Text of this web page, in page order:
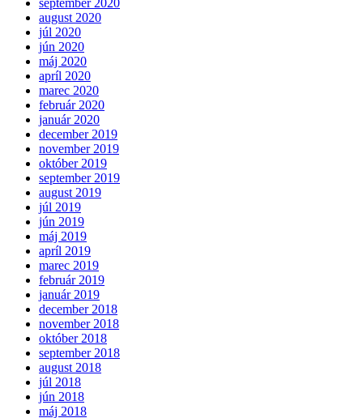
september 2020
august 2020
júl 2020
jún 2020
máj 2020
apríl 2020
marec 2020
február 2020
január 2020
december 2019
november 2019
október 2019
september 2019
august 2019
júl 2019
jún 2019
máj 2019
apríl 2019
marec 2019
február 2019
január 2019
december 2018
november 2018
október 2018
september 2018
august 2018
júl 2018
jún 2018
máj 2018